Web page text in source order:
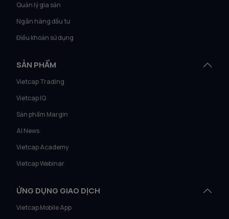
Quản lý gia sản
Ngân hàng đầu tư
Điều khoản sử dụng
SẢN PHẨM
Vietcap Trading
Vietcap IQ
Sản phẩm Margin
AI News
Vietcap Academy
Vietcap Webinar
ỨNG DỤNG GIAO DỊCH
Vietcap Mobile App